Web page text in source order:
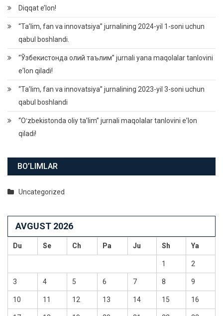
Diqqat e’lon!
“Ta’lim, fan va innovatsiya” jurnalining 2024-yil 1-soni uchun
qabul boshlandi.
“Ўзбекистонда олий таълим” jurnali yana maqolalar tanlovini
eʼlon qiladi!
“Ta’lim, fan va innovatsiya” jurnalining 2023-yil 3-soni uchun
qabul boshlandi
“Oʻzbekistonda oliy taʼlim” jurnali maqolalar tanlovini eʼlon
qiladi!
BO’LIMLAR
Uncategorized
AVGUST 2026
Du Se Ch Pa Ju Sh Ya
1 2
3 4 5 6 7 8 9
10 11 12 13 14 15 16